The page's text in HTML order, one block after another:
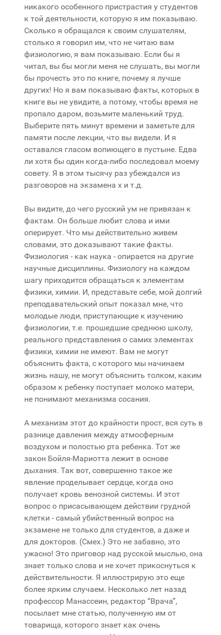
никакого особенного пристрастия у студентов
к той деятельности, которую я им показываю.
Сколько я обращался к своим слушателям,
столько я говорил им, что не читаю вам
физиологию, я вам показываю. Если бы я
читал, вы бы могли меня не слушать, вы могли
бы прочесть это по книге, почему я лучше
других! Но я вам показываю факты, которых в
книге вы не увидите, а потому, чтобы время не
пропало даром, возьмите маленький труд.
Выберите пять минут времени и заметьте для
памяти после лекции, что вы видели. И я
оставался гласом вопиющего в пустыне. Едва
ли хотя бы один когда-либо последовал моему
совету. Я в этом тысячу раз убеждался из
разговоров на экзамена х и т.д.
Вы видите, до чего русский ум не привязан к
фактам. Он больше любит слова и ими
оперирует. Что мы действительно живем
словами, это доказывают такие факты.
Физиология - как наука - опирается на другие
научные дисциплины. Физиологу на каждом
шагу приходится обращаться к элементам
физики, химии. И, представьте себе, мой долгий
преподавательский опыт показал мне, что
молодые люди, приступающие к изучению
физиологии, т.е. прошедшие среднюю школу,
реального представления о самих элементах
физики, химии не имеют. Вам не могут
объяснить факта, с которого мы начинаем
жизнь нашу, не могут объяснить толком, каким
образом к ребенку поступает молоко матери,
не понимают механизма сосания.
А механизм этот до крайности прост, вся суть в
разнице давления между атмосферным
воздухом и полостью рта ребенка. Тот же
закон Бойля-Мариотта лежит в основе
дыхания. Так вот, совершенно такое же
явление проделывает сердце, когда оно
получает кровь венозной системы. И этот
вопрос о присасывающем действии грудной
клетки - самый убийственный вопрос на
экзамене не только для студентов, а даже и
для докторов. (Смех.) Это не забавно, это
ужасно! Это приговор над русской мыслью, она
знает только слова и не хочет прикоснуться к
действительности. Я иллюстрирую это еще
более ярким случаем. Несколько лет назад
профессор Манассеин, редактор “Врача”,
посылает мне статью, полученную им от
товарища, которого знает как очень